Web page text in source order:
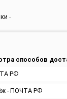
-
способов
РФ
- ПОЧТА РФ